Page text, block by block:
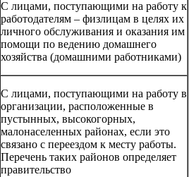
С лицами, поступающими на работу к
работодателям – физлицам в целях их
личного обслуживания и оказания им
помощи по ведению домашнего
хозяйства (домашними работниками)
С лицами, поступающими на работу в
организации, расположенные в
пустынных, высокогорных,
малонаселенных районах, если это
связано с переездом к месту работы.
Перечень таких районов определяет
правительство